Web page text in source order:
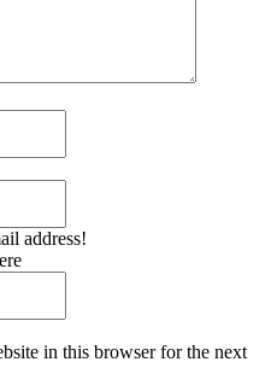
address!
in this browser for the next